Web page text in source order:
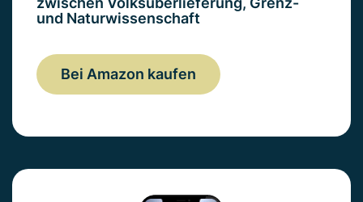
und Naturwissenschaft
Bei Amazon kaufen